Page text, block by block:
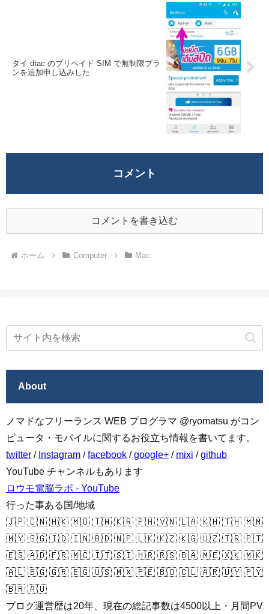
タイ dtac のプリペイド SIM で無制限プラ
ンを追加申し込みした
コメント
コメントを書き込む
ホーム Computer Mac
About
ノマドなフリーランス WEB プログラマ @ryomatsu がコン
ピュータ・モバイルに関するお役立ち情報を書いてます。
twitter / Instagram /facebook /google+ / mixi /github
YouTube チャンネルもあります
ロウモ電脳ラボ - YouTube
行った事ある国/地域
🇯🇵 🇨🇳 🇭🇰 🇲🇴 🇹🇼 🇰🇷 🇵🇭 🇻🇳 🇱🇦 🇰🇭 🇹🇭 🇲🇲
🇲🇾 🇸🇬 🇮🇩 🇮🇳 🇧🇩 🇳🇵 🇱🇰 🇰🇿 🇰🇬 🇺🇿 🇹🇷 🇵🇹
🇪🇸 🇦🇩 🇫🇷 🇲🇨 🇮🇹 🇸🇮 🇭🇷 🇷🇸 🇧🇦 🇲🇪 🇽🇰 🇲🇰
🇦🇱 🇧🇬 🇬🇷 🇪🇬 🇺🇸 🇲🇽 🇵🇪 🇧🇴 🇨🇱 🇦🇷 🇺🇾 🇵🇾
🇧🇷 🇦🇺
ブログ運営歴は20年、現在の総記事数は4500以上・月間PV